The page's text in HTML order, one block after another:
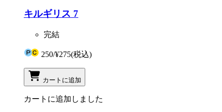
キルギリス 7
完結
250/¥275(税込)
カートに追加
カートに追加しました